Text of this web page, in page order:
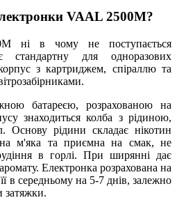
VAAL 2500M?
ні в чому не поступається
для одноразових
з картриджем, спіраллю та
батареєю, розрахованою на
знаходиться колба з рідиною,
Основу рідини складає нікотин
м'яка та приємна на смак, не
в горлі. При ширянні дає
Електронка розрахована на
в середньому на 5-7 днів, залежно
затяжки.